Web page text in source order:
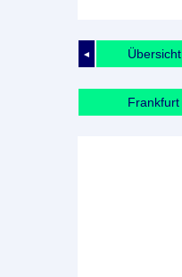
◄ Übersicht
Frankfurt